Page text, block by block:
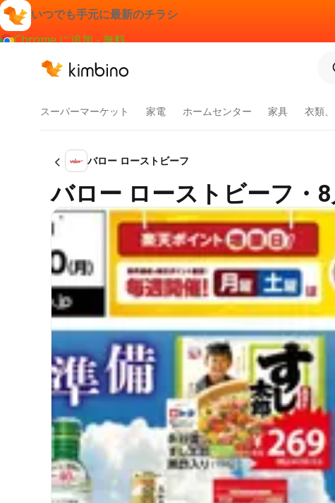
いつでも手元に最新のチラシ
Chrome に追加 - 無料
スーパーマーケット 家電 ホームセンター 家具 衣類
バロー ローストビーフ
バロー ローストビーフ・